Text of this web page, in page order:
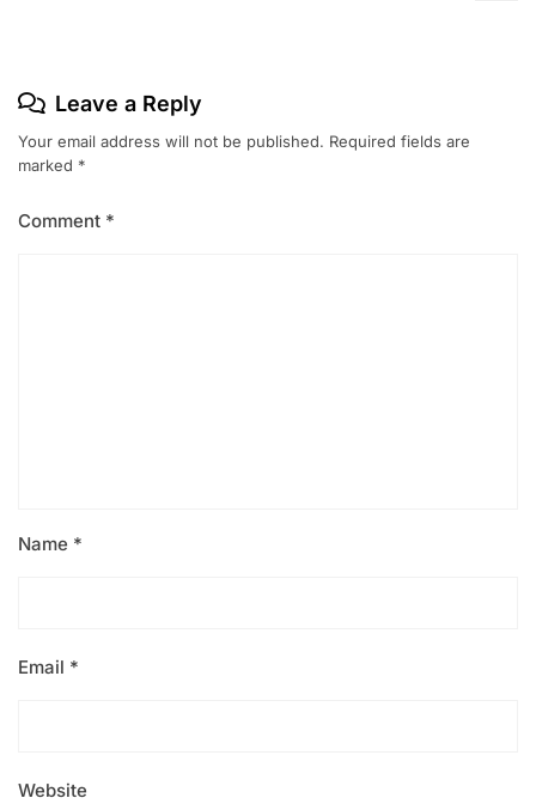
Leave a Reply
Your email address will not be published. Required fields are
marked *
Comment *
Name *
Email *
Website